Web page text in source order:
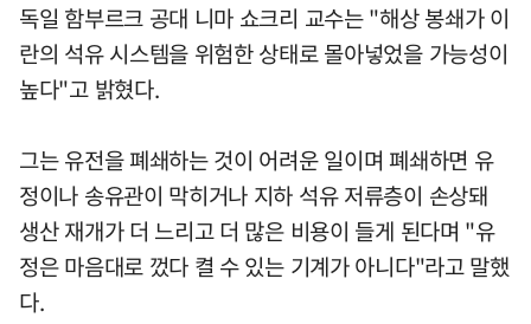
독일 함부르크 공대 니마 쇼크리 교수는 "해상 봉쇄가 이
란의 석유 시스템을 위험한 상태로 몰아넣었을 가능성이
높다"고 밝혔다.
그는 유전을 폐쇄하는 것이 어려운 일이며 폐쇄하면 유
정이나 송유관이 막히거나 지하 석유 저류층이 손상돼
생산 재개가 더 느리고 더 많은 비용이 들게 된다며 "유
정은 마음대로 껐다 켤 수 있는 기계가 아니다"라고 말했
다.